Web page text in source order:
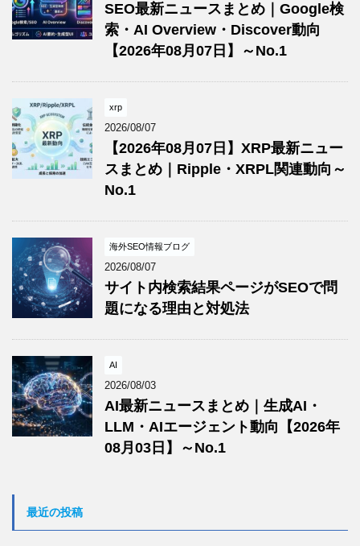
SEO最新ニュースまとめ｜Google検
索・AI Overview・Discover動向
【2026年08月07日】～No.1
xrp
2026/08/07
【2026年08月07日】XRP最新ニュー
スまとめ｜Ripple・XRPL関連動向～
No.1
海外SEO情報ブログ
2026/08/07
サイト内検索結果ページがSEOで問
題になる理由と対処法
AI
2026/08/03
AI最新ニュースまとめ｜生成AI・
LLM・AIエージェント動向【2026年
08月03日】～No.1
最近の投稿